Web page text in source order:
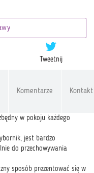
Tweetnij
Komentarze Kontakt
w pokoju każdego
jest bardzo
do przechowywania
sposób prezentować się w